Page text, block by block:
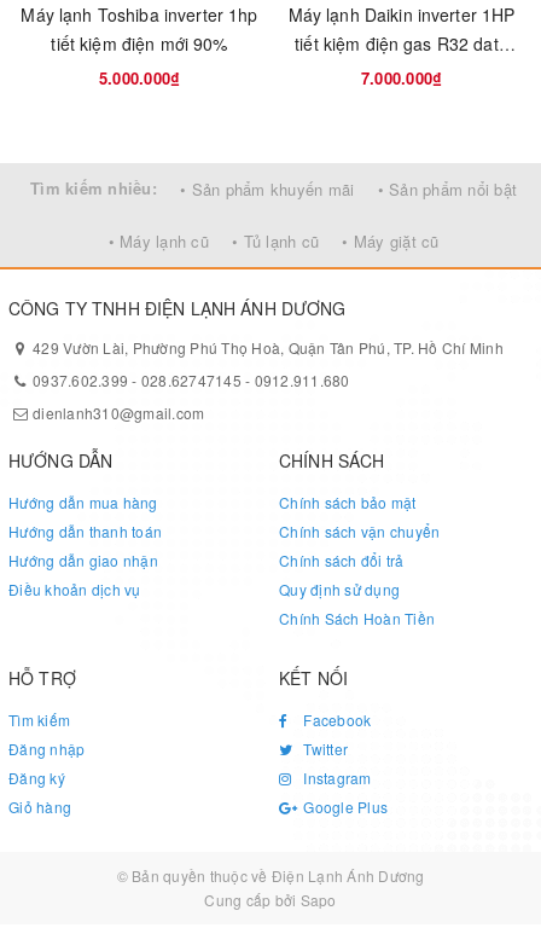
Hệ thống điều hòa không khí Multi, được thiết kế và phát triển để
làm lạnh nhanh hơn so với model thông thường. Tính năng này
cực kì hữu ích khi nhà có khách đột xuất hoặc làm lạnh nhanh
Tiết kiệm năng lượng
Hệ thống điều hòa Multi Daikin được thiết kế và phát triển với mục
đích tiết kiệm điện năng. "Công nghệ điều khiển môi chất lạnh
chất lạnh để mang lại hiệu suất tối ưu nhất.
Máy lạnh Toshiba inverter 1hp
tiết kiệm điện mới 90%
5.000.000₫
Máy lạnh Daikin inverter 1HP
tiết kiệm điện gas R32 date
2024
7.000.000₫
Tìm kiếm nhiều: • Sản phẩm khuyến mãi • Sản phẩm nổi bật
• Máy lạnh cũ • Tủ lạnh cũ • Máy giặt cũ
CÔNG TY TNHH ĐIỆN LẠNH ÁNH DƯƠNG
429 Vườn Lài, Phường Phú Thọ Hoà, Quận Tân Phú, TP. Hồ Chí Minh
0937.602.399 - 028.62747145 - 0912.911.680
dienlanh310@gmail.com
HƯỚNG DẪN
Hướng dẫn mua hàng
Hướng dẫn thanh toán
Hướng dẫn giao nhận
Điều khoản dịch vụ
CHÍNH SÁCH
Chính sách bảo mật
Chính sách vận chuyển
Chính sách đổi trả
Quy định sử dụng
Chính Sách Hoàn Tiền
HỖ TRỢ
Tìm kiếm
Đăng nhập
Đăng ký
Giỏ hàng
KẾT NỐI
Facebook
Twitter
Instagram
Google Plus
© Bản quyền thuộc về Điện Lạnh Ánh Dương
Cung cấp bởi Sapo